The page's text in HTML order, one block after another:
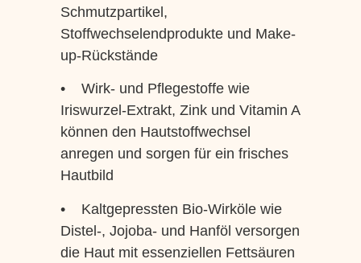
Schmutzpartikel,
Stoffwechselendprodukte und Make-
up-Rückstände
• Wirk- und Pflegestoffe wie
Iriswurzel-Extrakt, Zink und Vitamin A
können den Hautstoffwechsel
anregen und sorgen für ein frisches
Hautbild
• Kaltgepressten Bio-Wirköle wie
Distel-, Jojoba- und Hanföl versorgen
die Haut mit essenziellen Fettsäuren